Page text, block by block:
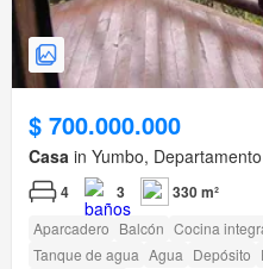
$ 700.000.000
Casa in Yumbo,
4 3 330 m²
Aparcadero Balcón Cocina
Tanque de agua Agua Depósito